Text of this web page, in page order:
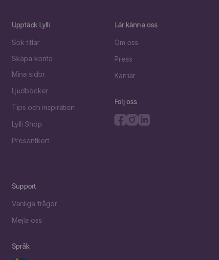
Upptäck Lylli
Sök titlar
Skapa konto
Mina sidor
Ljudböcker
Tips och inspiration
Lylli Shop
Presentkort
Lär känna oss
Om oss
Press
Karriär
Följ oss
Support
Vanliga frågor
Mejla oss
Språk